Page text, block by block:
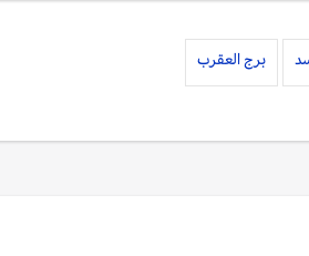
برج العقرب